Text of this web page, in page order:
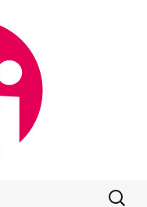
Suchen